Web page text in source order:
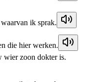
ik sprak.
die hier werken.
wier zoon dokter is.